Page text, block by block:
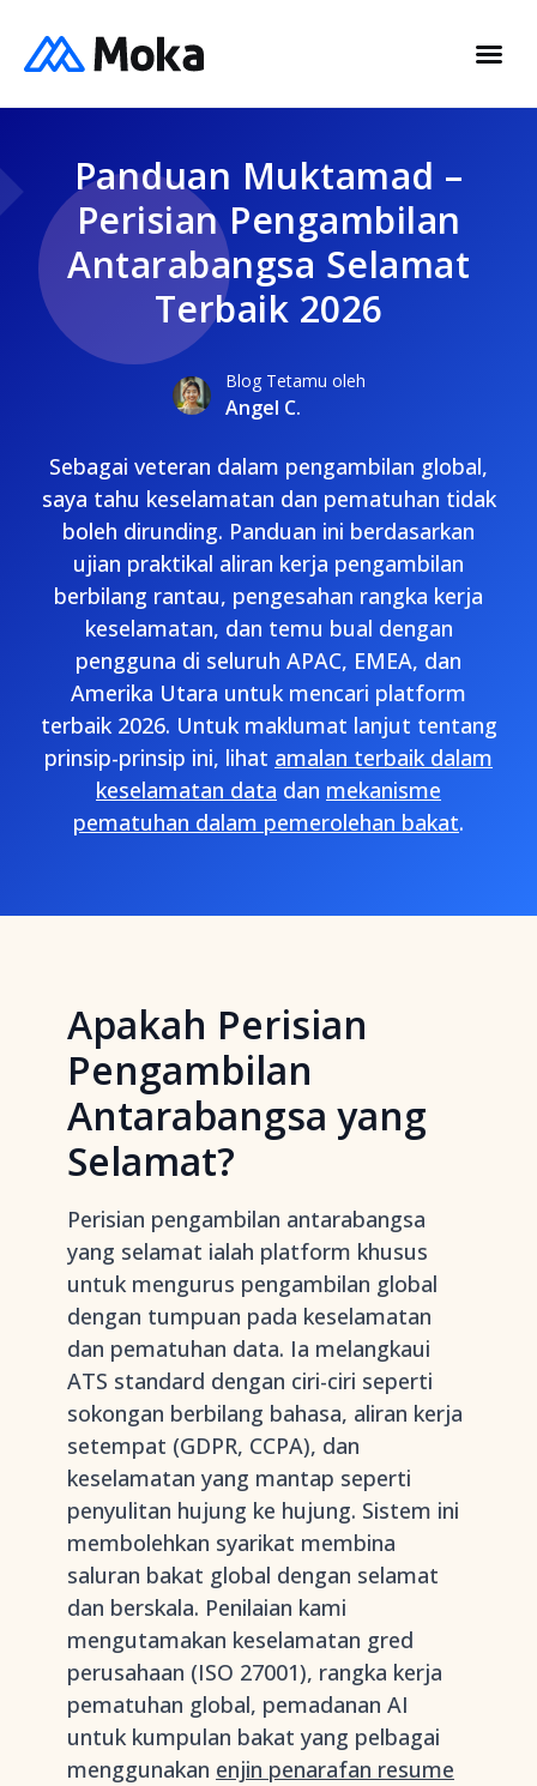
Panduan Muktamad –
Perisian Pengambilan
Antarabangsa Selamat
Terbaik 2026
Blog Tetamu oleh
Angel C.
Sebagai veteran dalam pengambilan global,
saya tahu keselamatan dan pematuhan tidak
boleh dirunding. Panduan ini berdasarkan
ujian praktikal aliran kerja pengambilan
berbilang rantau, pengesahan rangka kerja
keselamatan, dan temu bual dengan
pengguna di seluruh APAC, EMEA, dan
Amerika Utara untuk mencari platform
terbaik 2026. Untuk maklumat lanjut tentang
prinsip-prinsip ini, lihat amalan terbaik dalam
keselamatan data dan mekanisme
pematuhan dalam pemerolehan bakat.
Apakah Perisian
Pengambilan
Antarabangsa yang
Selamat?
Perisian pengambilan antarabangsa
yang selamat ialah platform khusus
untuk mengurus pengambilan global
dengan tumpuan pada keselamatan
dan pematuhan data. Ia melangkaui
ATS standard dengan ciri-ciri seperti
sokongan berbilang bahasa, aliran kerja
setempat (GDPR, CCPA), dan
keselamatan yang mantap seperti
penyulitan hujung ke hujung. Sistem ini
membolehkan syarikat membina
saluran bakat global dengan selamat
dan berskala. Penilaian kami
mengutamakan keselamatan gred
perusahaan (ISO 27001), rangka kerja
pematuhan global, pemadanan AI
untuk kumpulan bakat yang pelbagai
menggunakan enjin penarafan resume